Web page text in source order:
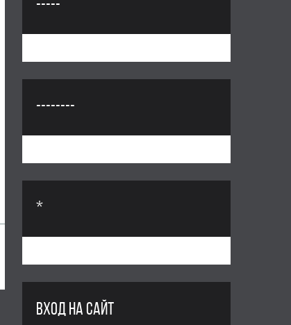
-----
--------
*
ВХОД НА САЙТ